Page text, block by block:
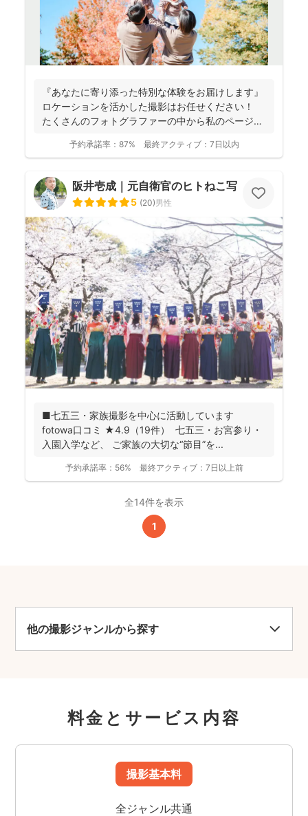
『あなたに寄り添った特別な体験をお届けします』
ロケーションを活かした撮影はお任せください！
たくさんのフォトグラファーの中から私のページに
予約承諾率： 87% 最終アクティブ： 7日以内
阪井壱成｜元自衛官のヒトねこ写真家
5 (20)男性
■七五三・家族撮影を中心に活動しています
fotowa口コミ ★4.9（19件） 七五三・お宮参り・
入園入学など、 ご家族の大切な“節目”を...
予約承諾率： 56% 最終アクティブ： 7日以上前
全14件を表示
1
他の撮影ジャンルから探す
料金とサービス内容
撮影基本料
全ジャンル共通